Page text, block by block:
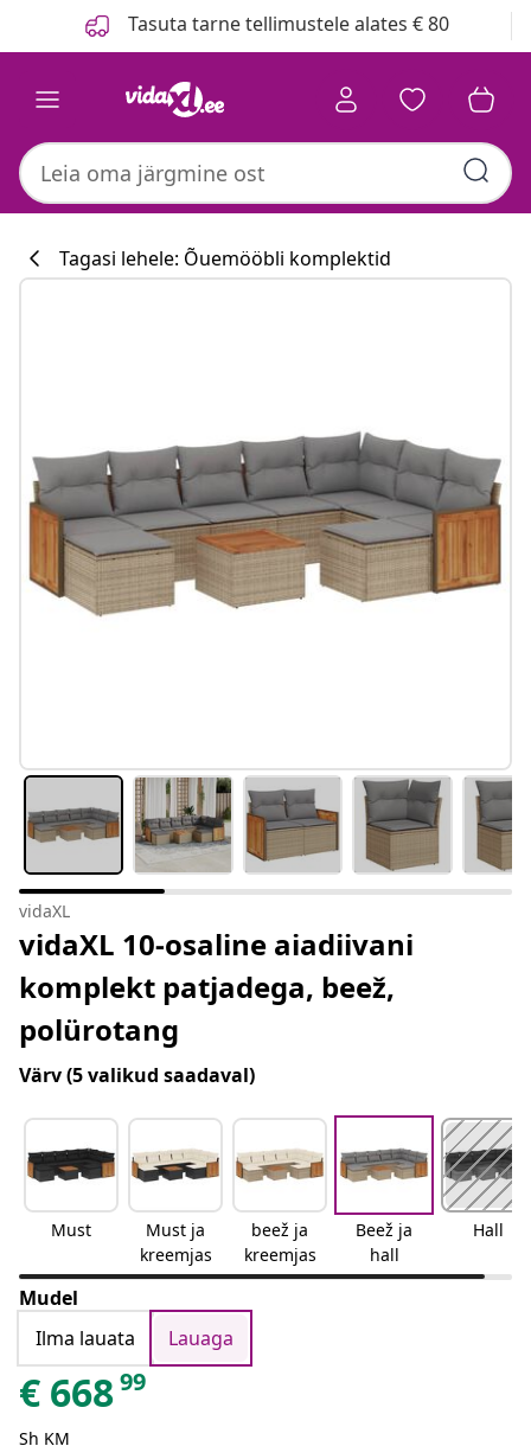
Tasuta tarne tellimustele alates € 80
#sharemevidaxl
Tagasi lehele: Õuemööbli komplektid
vidaXL
vidaXL 10-osaline aiadiivani
komplekt patjadega, beež,
polürotang
Värv(5 valikud saadaval)
Must
Must ja
kreemjas
beež ja
kreemjas
Beež ja
hall
Hall
Mudel
Ilma lauata
Lauaga
€ 66899
Sh KM